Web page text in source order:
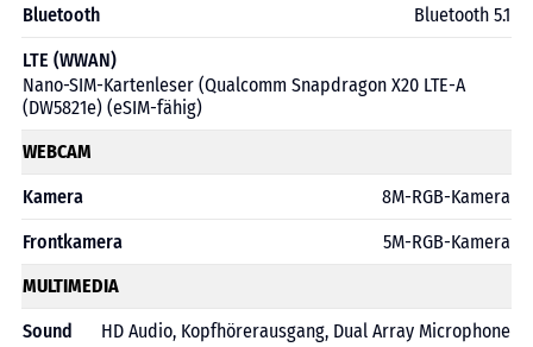
Bluetooth
Bluetooth 5.1
LTE (WWAN)
Nano-SIM-Kartenleser (Qualcomm Snapdragon X20 LTE-A
(DW5821e) (eSIM-fähig)
WEBCAM
Kamera
8M-RGB-Kamera
Frontkamera
5M-RGB-Kamera
MULTIMEDIA
Sound
HD Audio, Kopfhörerausgang, Dual Array Microphone